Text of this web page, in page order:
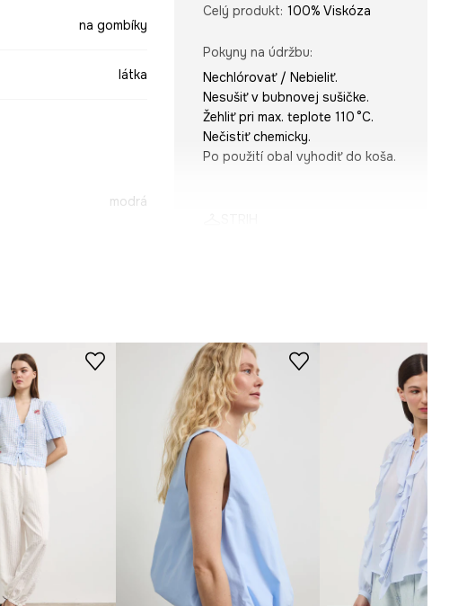
na gombíky
látka
modrá
Celý produkt: 100% Viskóza
Pokyny na údržbu:
Nechlórovať / Nebieliť.
Nesušiť v bubnovej sušičke.
Žehliť pri max. teplote 110 °C.
Nečistiť chemicky.
Po použití obal vyhodiť do koša.
Strih: oversize
ROZMERY
Rozmery uvedené pre veľkosť
Dĺžka
63,5 cm
Šírka v podpazuší
Modelka je vysoká 178 cm a má
na sebe veľkosť S
Pozrite si rozmery produktu